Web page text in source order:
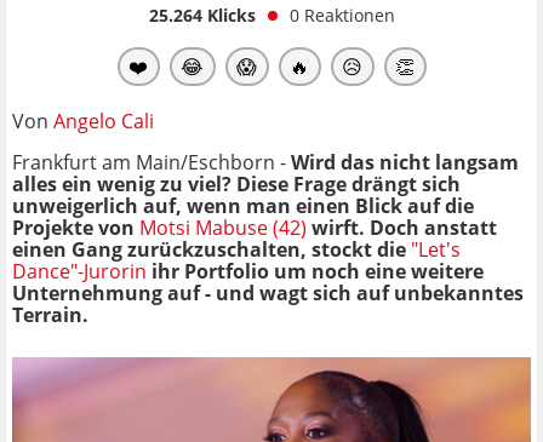
25.264Klicks 0 Reaktionen
❤️ 😂 😱 🔥 😥 👏
Von Angelo Cali
Frankfurt am Main/Eschborn -Wird das nicht langsam
alles ein wenig zu viel? Diese Frage drängt sich
unweigerlich auf, wenn man einen Blick auf die
Projekte von Motsi Mabuse (42) wirft. Doch anstatt
einen Gang zurückzuschalten, stockt die "Let's
Dance"-Jurorin ihr Portfolio um noch eine weitere
Unternehmung auf - und wagt sich auf unbekanntes
Terrain.